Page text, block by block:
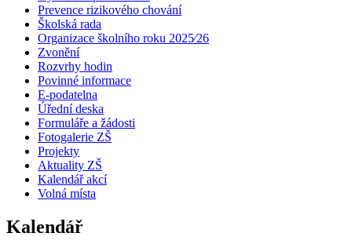
Prevence rizikového chování
Školská rada
Organizace školního roku 2025⁄26
Zvonění
Rozvrhy hodin
Povinné informace
E-podatelna
Úřední deska
Formuláře a žádosti
Fotogalerie ZŠ
Projekty
Aktuality ZŠ
Kalendář akcí
Volná místa
Kalendář